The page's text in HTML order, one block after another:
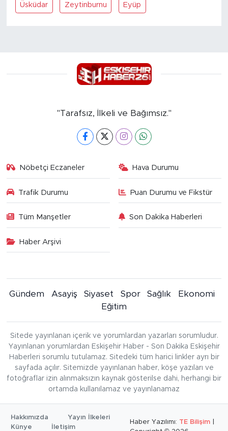
Üsküdar Zeytinburnu Eyüp
"Tarafsız, İlkeli ve Bağımsız."
Nöbetçi Eczaneler Hava Durumu
Trafik Durumu Puan Durumu ve Fikstür
Tüm Manşetler Son Dakika Haberleri
Haber Arşivi
Gündem Asayiş Siyaset Spor Sağlık
Ekonomi
Eğitim
Sitede yayınlanan içerik ve yorumlardan yazarları sorumludur.
Yayınlanan yorumlardan Eskişehir Haber - Son Dakika Eskişehir
Haberleri sorumlu tutulamaz. Sitedeki tüm harici linkler ayrı bir
sayfada açılır. Sitemizde yayınlanan haber, köşe yazıları ve
fotoğraflar izin alınmaksızın kaynak gösterilse dahi, herhangi bir
ortamda kullanılamaz ve yayınlanamaz
Hakkımızda
Yayın İlkeleri
Künye
İletişim
Haber Yazılımı: TE Bilişim